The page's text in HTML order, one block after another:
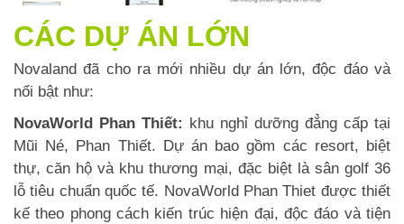
CÁC DỰ ÁN LỚN
Novaland đã cho ra mới nhiều dự án lớn, độc đáo và
nổi bật như:
NovaWorld Phan Thiết: khu nghỉ dưỡng đẳng cấp tại
Mũi Né, Phan Thiết. Dự án bao gồm các resort, biệt
thự, căn hộ và khu thương mại, đặc biệt là sân golf 36
lỗ tiêu chuẩn quốc tế. NovaWorld Phan Thiet được thiết
kế theo phong cách kiến trúc hiện đại, độc đáo và tiện